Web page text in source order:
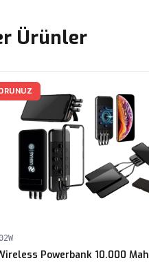
Ürünler
Powerbank 10.000 Mah